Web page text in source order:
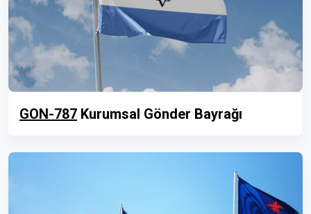
GON-787 Kurumsal Gönder Bayrağı